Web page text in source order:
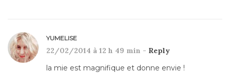
YUMELISE
22/02/2014 à 12 h 49 min - Reply
la mie est magnifique et donne envie !